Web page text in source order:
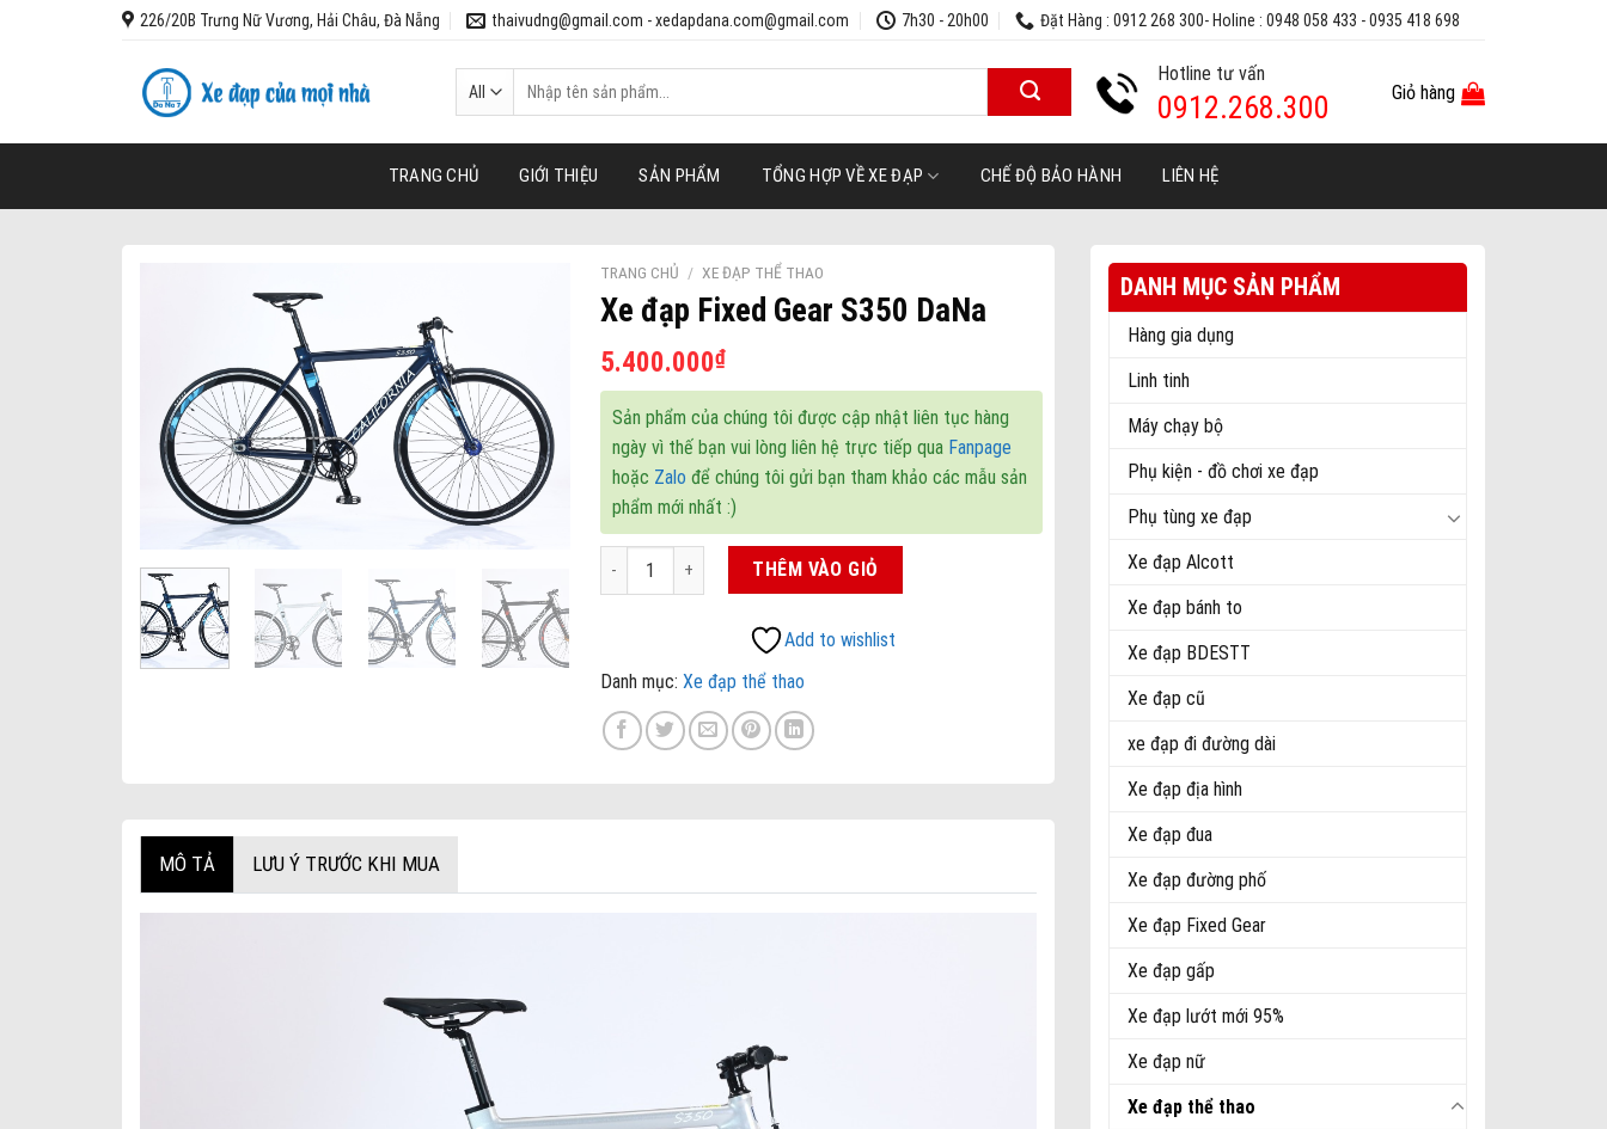
226/20B Trưng Nữ Vương, Hải Châu, Đà Nẵng thaivudng@gmail.com - xedapdana.com@gmail.com 7h30 - 20h00 Đặt Hàng : 0912 268 300- Holine : 0948 058 433 - 0935 418 698
Tìm
kiếm:
Hotline tư vấn
0912.268.300 Giỏ hàng
TRANG CHỦ GIỚI THIỆU SẢN PHẨM TỔNG HỢP VỀ XE ĐẠP CHẾ ĐỘ BẢO HÀNH LIÊN HỆ
DANH MỤC SẢN PHẨM
Hàng gia dụng
Linh tinh
Máy chạy bộ
Phụ kiện - đồ chơi xe đạp
Phụ tùng xe đạp
Xe đạp Alcott
Xe đạp bánh to
Xe đạp BDESTT
Xe đạp cũ
xe đạp đi đường dài
Xe đạp địa hình
Xe đạp đua
Xe đạp đường phố
Xe đạp Fixed Gear
Xe đạp gấp
Xe đạp lướt mới 95%
Xe đạp nữ
Xe đạp thể thao
Add to wishlist
TRANG CHỦ / XE ĐẠP THỂ THAO
Xe đạp Fixed Gear S350 DaNa
5.400.000₫
Sản phẩm của chúng tôi được cập nhật liên tục hàng
ngày vì thế bạn vui lòng liên hệ trực tiếp qua Fanpage
hoặc Zalo để chúng tôi gửi bạn tham khảo các mẫu sản
phẩm mới nhất :)
Xe đạp Fixed Gear S350 DaNa số lượng
THÊM VÀO GIỎ
Add to wishlist
Danh mục: Xe đạp thể thao
MÔ TẢ LƯU Ý TRƯỚC KHI MUA